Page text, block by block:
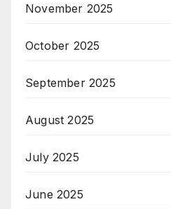
November 2025
October 2025
September 2025
August 2025
July 2025
June 2025